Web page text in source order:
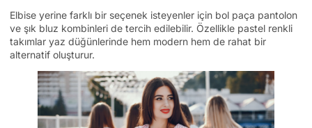
Elbise yerine farklı bir seçenek isteyenler için bol paça pantolon
ve şık bluz kombinleri de tercih edilebilir. Özellikle pastel renkli
takımlar yaz düğünlerinde hem modern hem de rahat bir
alternatif oluşturur.